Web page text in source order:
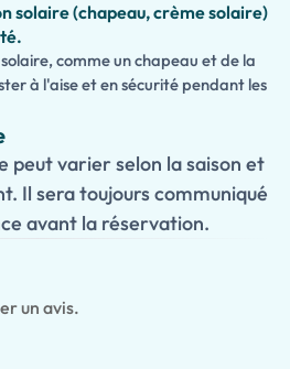
solaire (chapeau, crème solaire)
comme un chapeau et de la
à l'aise et en sécurité pendant les
peut varier selon la saison et
Il sera toujours communiqué
avant la réservation.
un avis.